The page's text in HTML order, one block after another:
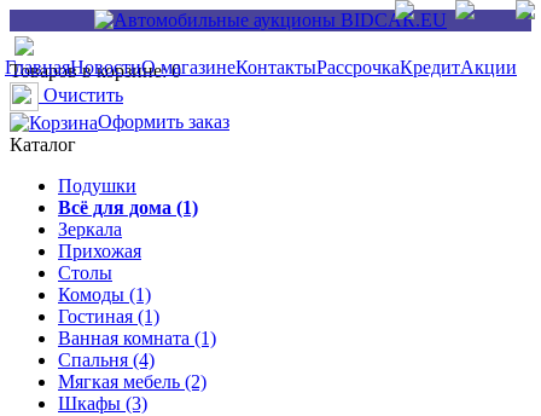
ГлавнаяНовостиО магазинеКонтактыРассрочкаКредитАкции
Товаров в корзине: 0
Очистить
Оформить заказ
Каталог
Подушки
Всё для дома (1)
Зеркала
Прихожая
Столы
Комоды (1)
Гостиная (1)
Ванная комната (1)
Спальня (4)
Мягкая мебель (2)
Шкафы (3)